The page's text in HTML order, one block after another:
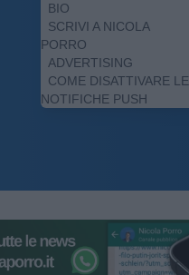
BIO
SCRIVI A NICOLA
PORRO
ADVERTISING
COME DISATTIVARE LE
NOTIFICHE PUSH